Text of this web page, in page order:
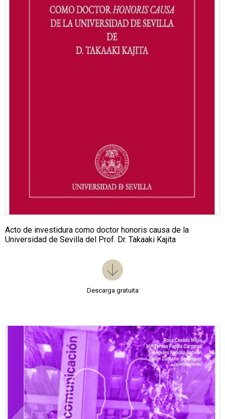
Acto de investidura como doctor honoris causa de la
Universidad de Sevilla del Prof. Dr. Takaaki Kajita
Descarga gratuita